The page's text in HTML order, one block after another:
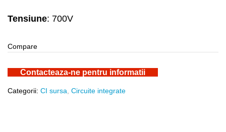
Tensiune: 700V
Compare
Contacteaza-ne pentru informatii
Categorii: CI sursa Circuite integrate